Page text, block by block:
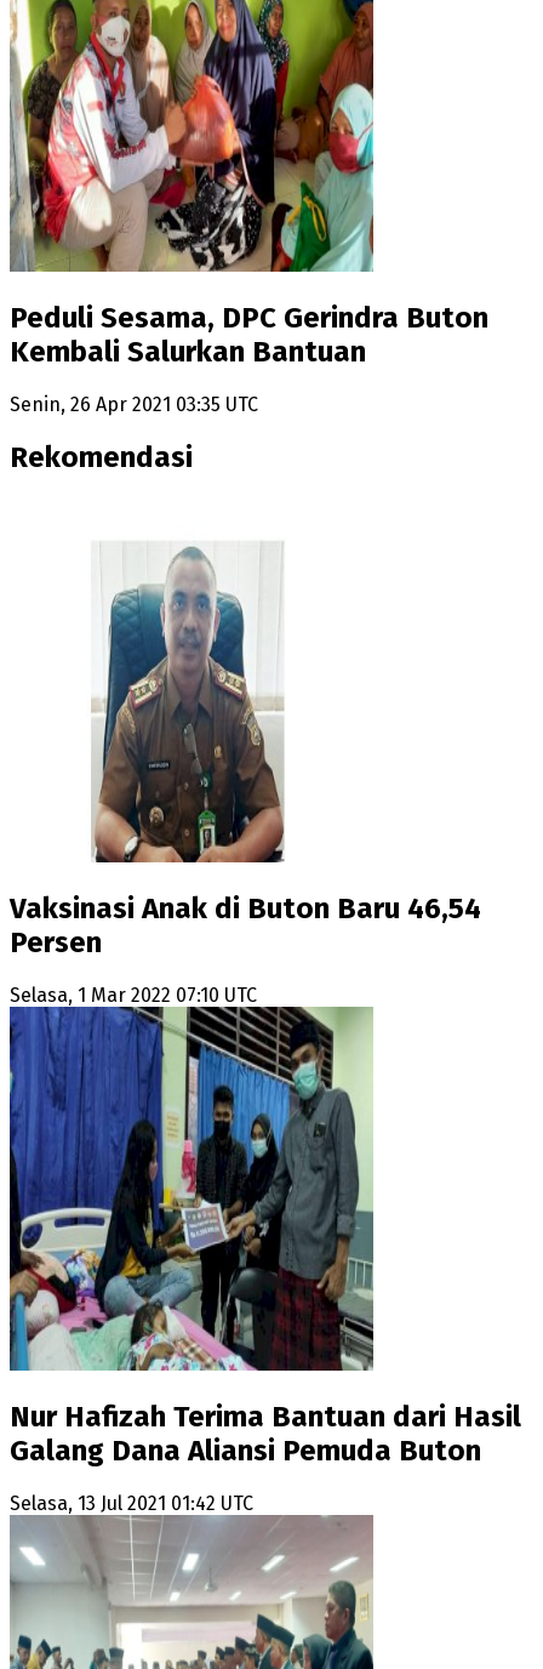
Peduli Sesama, DPC Gerindra Buton
Kembali Salurkan Bantuan
Senin, 26 Apr 2021 03:35 UTC
Rekomendasi
Vaksinasi Anak di Buton Baru 46,54
Persen
Selasa, 1 Mar 2022 07:10 UTC
Nur Hafizah Terima Bantuan dari Hasil
Galang Dana Aliansi Pemuda Buton
Selasa, 13 Jul 2021 01:42 UTC